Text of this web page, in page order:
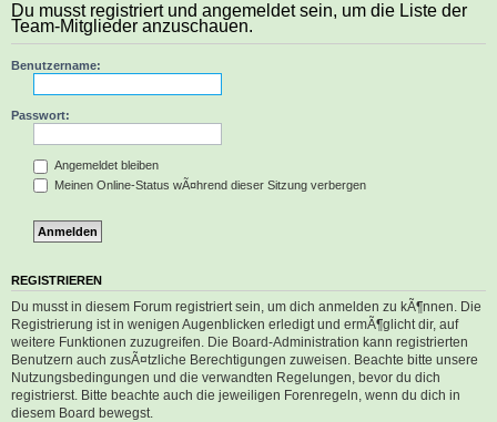
h
Du musst registriert und angemeldet sein, um die Liste der
Team-Mitglieder anzuschauen.
Benutzername:
Passwort:
Angemeldet bleiben
Meinen Online-Status wÃ¤hrend dieser Sitzung verbergen
REGISTRIEREN
Du musst in diesem Forum registriert sein, um dich anmelden zu kÃ¶nnen. Die
Registrierung ist in wenigen Augenblicken erledigt und ermÃ¶glicht dir, auf
weitere Funktionen zuzugreifen. Die Board-Administration kann registrierten
Benutzern auch zusÃ¤tzliche Berechtigungen zuweisen. Beachte bitte unsere
Nutzungsbedingungen und die verwandten Regelungen, bevor du dich
registrierst. Bitte beachte auch die jeweiligen Forenregeln, wenn du dich in
diesem Board bewegst.